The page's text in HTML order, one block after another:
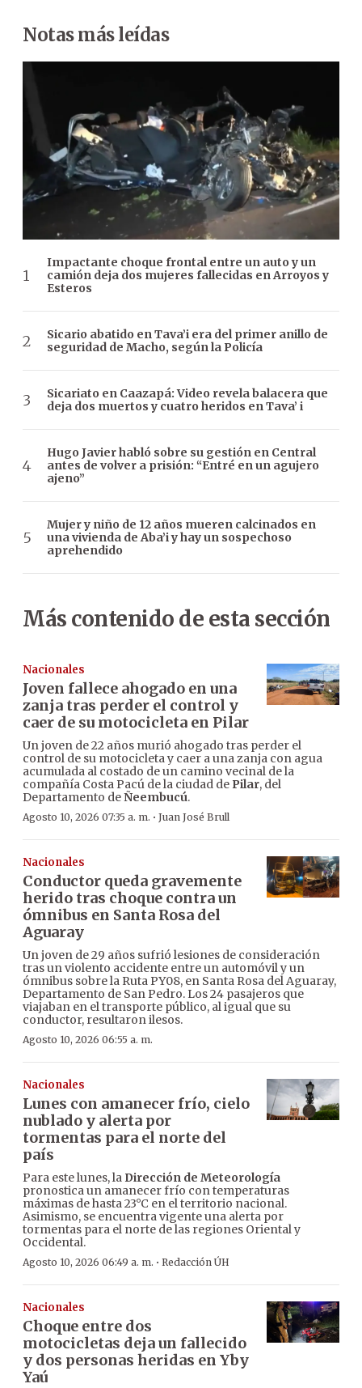
Notas más leídas
Impactante choque frontal entre un auto y un
camión deja dos mujeres fallecidas en Arroyos y
Esteros
Sicario abatido en Tava’i era del primer anillo de
seguridad de Macho, según la Policía
Sicariato en Caazapá: Video revela balacera que
deja dos muertos y cuatro heridos en Tava’ i
Hugo Javier habló sobre su gestión en Central
antes de volver a prisión: “Entré en un agujero
ajeno”
Mujer y niño de 12 años mueren calcinados en
una vivienda de Aba’i y hay un sospechoso
aprehendido
Más contenido de esta sección
Nacionales
Joven fallece ahogado en una
zanja tras perder el control y
caer de su motocicleta en Pilar
Un joven de 22 años murió ahogado tras perder el
control de su motocicleta y caer a una zanja con agua
acumulada al costado de un camino vecinal de la
compañía Costa Pacú de la ciudad de Pilar, del
Departamento deÑeembucú.
Agosto 10, 2026 07:35 a. m. · Juan José Brull
Nacionales
Conductor queda gravemente
herido tras choque contra un
ómnibus en Santa Rosa del
Aguaray
Un joven de 29 años sufrió lesiones de consideración
tras un violento accidente entre un automóvil y un
ómnibus sobre la Ruta PY08, en Santa Rosa del Aguaray,
Departamento de San Pedro. Los 24 pasajeros que
viajaban en el transporte público, al igual que su
conductor, resultaron ilesos.
Agosto 10, 2026 06:55 a. m.
Nacionales
Lunes con amanecer frío, cielo
nublado y alerta por
tormentas para el norte del
país
Para este lunes, la Dirección de Meteorología
pronostica un amanecer frío con temperaturas
máximas de hasta 23°C en el territorio nacional.
Asimismo, se encuentra vigente una alerta por
tormentas para el norte de las regiones Oriental y
Occidental.
Agosto 10, 2026 06:49 a. m. · Redacción ÚH
Nacionales
Choque entre dos
motocicletas deja un fallecido
y dos personas heridas en Yby
Yaú